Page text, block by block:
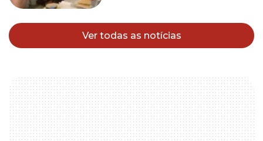
Ver todas as notícias